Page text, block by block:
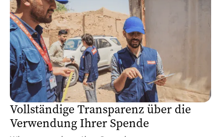
Vollständige Transparenz über die
Verwendung Ihrer Spende